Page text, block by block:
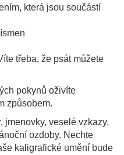
která jsou součástí
třeba, že psát můžete
pokynů oživíte
způsobem.
jmenovky, veselé vzkazy,
ozdoby. Nechte
kaligrafické umění bude